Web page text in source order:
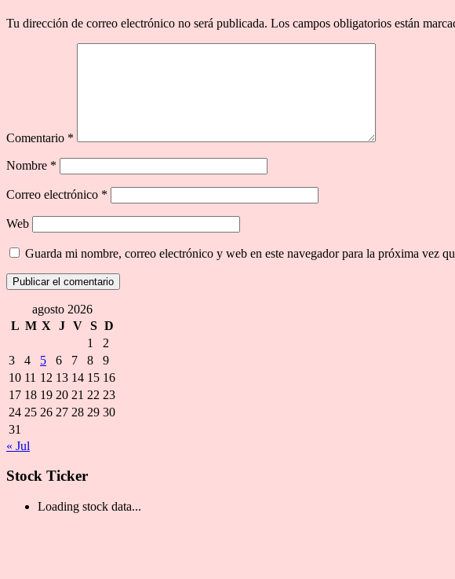
Tu dirección de correo electrónico no será publicada. Los campos obligatorios están
Comentario *
Nombre *
Correo electrónico *
Web
Guarda mi nombre, correo electrónico y web en este navegador para la próxima vez
agosto 2026
L M X J V S D
1
2
3
4 5 6 7 8
9
10 11 12 13 14 15 16
17 18 19 20 21 22 23
24 25 26 27 28 29 30
31
« Jul
Stock Ticker
Loading stock data...